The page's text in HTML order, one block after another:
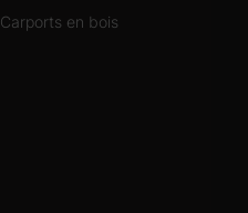
Carports en bois